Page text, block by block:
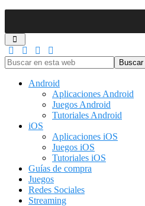
Buscar
en
Android
Aplicaciones Android
Juegos Android
Tutoriales Android
iOS
Aplicaciones iOS
Juegos iOS
Tutoriales iOS
Guías de compra
Juegos
Redes Sociales
Streaming